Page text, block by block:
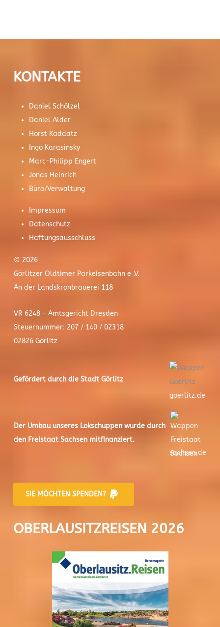
KONTAKTE
Daniel Schölzel
Daniel Alder
Horst Kaddatz
Ingo Karasinsky
Marc-Philipp Engert
Jonas Heinrich
Büro/Verwaltung
Impressum
Datenschutz
Haftungsausschluss
© 2026
Görlitzer Oldtimer Parkeisenbahn e .V.
An der Landskronbrauerei 118
VR 6248 - Amtsgericht Dresden
Steuernummer: 207 / 140 / 02318
02826 Görlitz
Gefördert durch die Stadt Görlitz
goerlitz.de
Der Umbau unseres Lokschuppen wurde durch
den Freistaat Sachsen mitfinanziert.
sachsen.de
SIE MÖCHTEN SPENDEN?
OBERLAUSITZREISEN 2026